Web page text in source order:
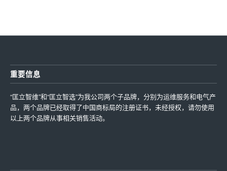
重要信息
“匡立智维”和“匡立智选”为我公司两个子品牌，分别为运维服务和电气产
品，两个品牌已经取得了中国商标局的注册证书，未经授权，请勿使用
以上两个品牌从事相关销售活动。